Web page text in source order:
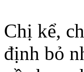
Chị kể,
định bỏ